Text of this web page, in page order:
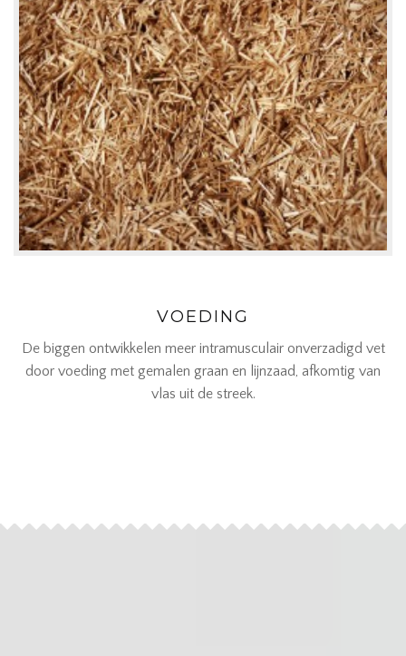
VOEDING
De biggen ontwikkelen meer intramusculair onverzadigd vet
door voeding met gemalen graan en lijnzaad, afkomtig van
vlas uit de streek.